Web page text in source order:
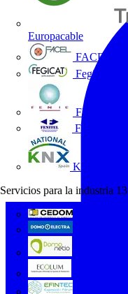
Europacable
FACEL
Fegicat
FENIE
FENITEL
KNX España
Servicios para la industria 13